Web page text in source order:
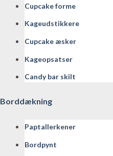
Cupcake forme
Kageudstikkere
Cupcake æsker
Kageopsatser
Candy bar skilt
Borddækning
Paptallerkener
Bordpynt